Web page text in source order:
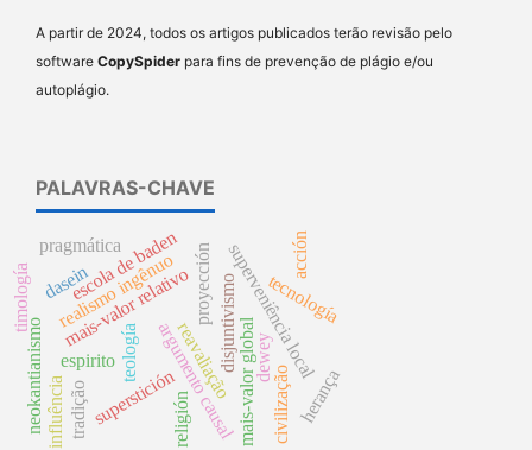
A partir de 2024, todos os artigos publicados terão revisão pelo
software CopySpider para fins de prevenção de plágio e/ou
autoplágio.
PALAVRAS-CHAVE
argumento causal
superstición
proyección
mais-valor global
mais-valor relativo superveniência local
disjuntivismo
religión
realismo ingênuo tecnología
dewey
teología
espirito
influência
neokantianismo
escola de baden
dasein
herança
reavaliação
tradição
pragmática
timología
acción
civilização